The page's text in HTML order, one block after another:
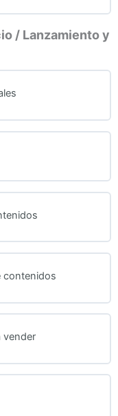
/ Lanzamiento y
contenidos
vender